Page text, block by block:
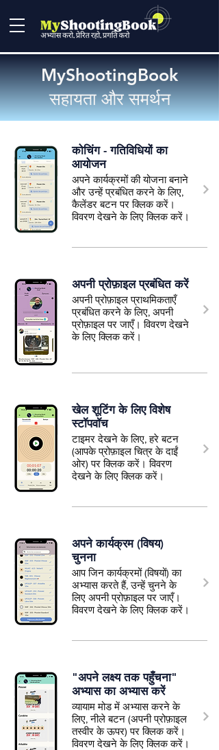
MyShootingBook
सहायता और समर्थन
कोचिंग - गतिविधियों का
आयोजन
अपने कार्यक्रमों की योजना बनाने
और उन्हें प्रबंधित करने के लिए,
कैलेंडर बटन पर क्लिक करें।
विवरण देखने के लिए क्लिक करें।
अपनी प्रोफ़ाइल प्रबंधित करें
अपनी प्रोफ़ाइल प्राथमिकताएँ
प्रबंधित करने के लिए, अपनी
प्रोफ़ाइल पर जाएँ। विवरण देखने
के लिए क्लिक करें।
खेल शूटिंग के लिए विशेष
स्टॉपवॉच
टाइमर देखने के लिए, हरे बटन
(आपके प्रोफ़ाइल चित्र के दाईं
ओर) पर क्लिक करें। विवरण
देखने के लिए क्लिक करें।
अपने कार्यक्रम (विषय)
चुनना
आप जिन कार्यक्रमों (विषयों) का
अभ्यास करते हैं, उन्हें चुनने के
लिए अपनी प्रोफ़ाइल पर जाएँ।
विवरण देखने के लिए क्लिक करें।
"अपने लक्ष्य तक पहुँचना"
अभ्यास का अभ्यास करें
व्यायाम मोड में अभ्यास करने के
लिए, नीले बटन (अपनी प्रोफ़ाइल
तस्वीर के ऊपर) पर क्लिक करें।
विवरण देखने के लिए क्लिक करें।